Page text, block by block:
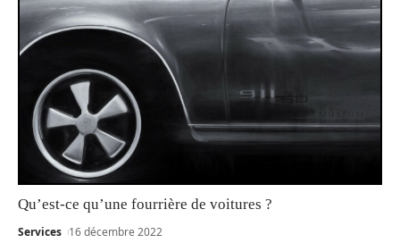
Qu’est-ce qu’une fourrière de voitures ?
Services 16 décembre 2022